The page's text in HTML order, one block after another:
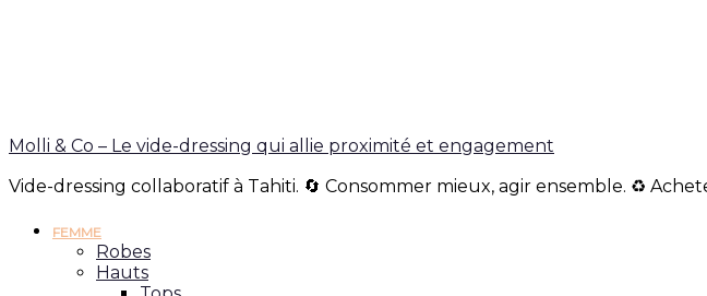
Molli & Co – Le vide-dressing qui allie proximité et engagement
Vide-dressing collaboratif à Tahiti. 🔄 Consommer mieux, agir ensemble. ♻️
FEMME
Robes
Hauts